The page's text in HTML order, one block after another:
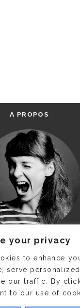
your privacy
to enhance
serve
our traffic. By
to our use of
A PROPOS
DELPHINE
COLLIN
CETTE PHOTO !